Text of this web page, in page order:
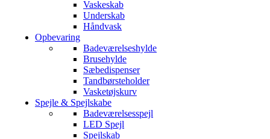
Vaskeskab
Underskab
Håndvask
Opbevaring
Badeværelseshylde
Brusehylde
Sæbedispenser
Tandbørsteholder
Vasketøjskurv
Spejle & Spejlskabe
Badeværelsesspejl
LED Spejl
Spejlskab